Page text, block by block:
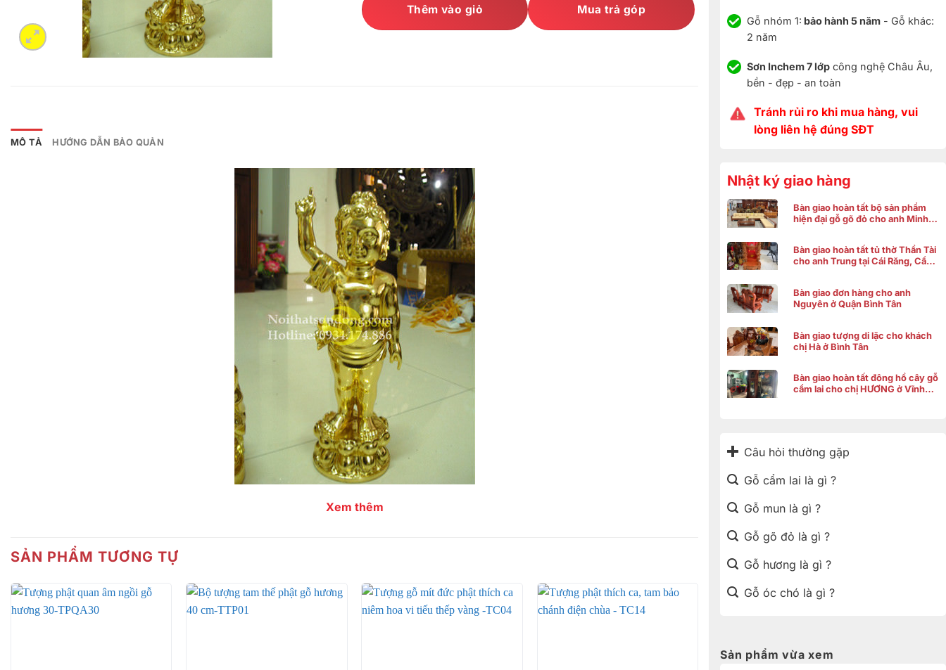
Gỗ nhóm 1: bảo hành 5 năm- Gỗ khác:
2 năm
Sơn Inchem 7 lớpcông nghệ Châu Âu,
bền - đẹp - an toàn
Tránh rủi ro khi mua hàng, vui
lòng liên hệ đúng SĐT
Nhật ký giao hàng
Bàn giao hoàn tất bộ sản phẩm
hiện đại gỗ gõ đỏ cho anh Minh ở
Bàn giao hoàn tất tủ thờ Thần Tài
cho anh Trung tại Cái Răng, Cần
Bàn giao đơn hàng cho anh
Nguyên ở Quận Bình Tân
Bàn giao tượng di lặc cho khách
chị Hà ở Bình Tân
Bàn giao hoàn tất đông hồ cây gỗ
cẩm lai cho chị HƯƠNG ở Vĩnh
Câu hỏi thường gặp
Gỗ cẩm lai là gì ?
Gỗ mun là gì ?
Gỗ gõ đỏ là gì ?
Gỗ hương là gì ?
Gỗ óc chó là gì ?
Sản phẩm vừa xem
Thêm vào giỏ Mua trả góp
MÔ TẢ HƯỚNG DẪN BẢO QUẢN
Xem thêm
SẢN PHẨM TƯƠNG TỰ